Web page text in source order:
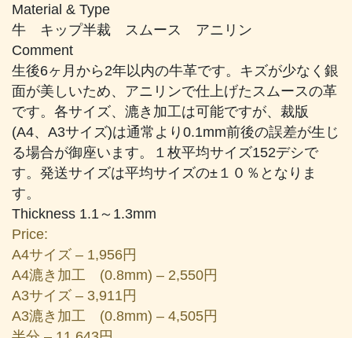
¥1,956
¥20,119
Material & Type
牛 キップ半裁 スムース アニリン
Comment
生後6ヶ月から2年以内の牛革です。キズが少なく銀
面が美しいため、アニリンで仕上げたスムースの革
です。各サイズ、漉き加工は可能ですが、裁版
(A4、A3サイズ)は通常より0.1mm前後の誤差が生じ
る場合が御座います。１枚平均サイズ152デシで
す。発送サイズは平均サイズの±１０％となりま
す。
Thickness 1.1～1.3mm
Price:
A4サイズ – 1,956円
A4漉き加工 (0.8mm) – 2,550円
A3サイズ – 3,911円
A3漉き加工 (0.8mm) – 4,505円